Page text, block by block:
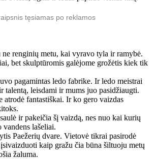
tęsiamas po reklamos
ne renginių metu, kai vyravo tyla ir ramybė.
bet skulptūromis galėjome grožėtis kiek tik
pagamintas ledo fabrike. Ir ledo meistrai
talentą, leisdami ir mums juo pasidžiaugti.
atrodė fantastiškai. Ir ko gero vaizdas
ir pakeičia šį vaizdą, nes nuo kai kurių
vandens lašeliai.
Paežerių dvare. Vietovė tikrai pasirodė
kaip gražu čia būna šiltuoju metų
žaluma.